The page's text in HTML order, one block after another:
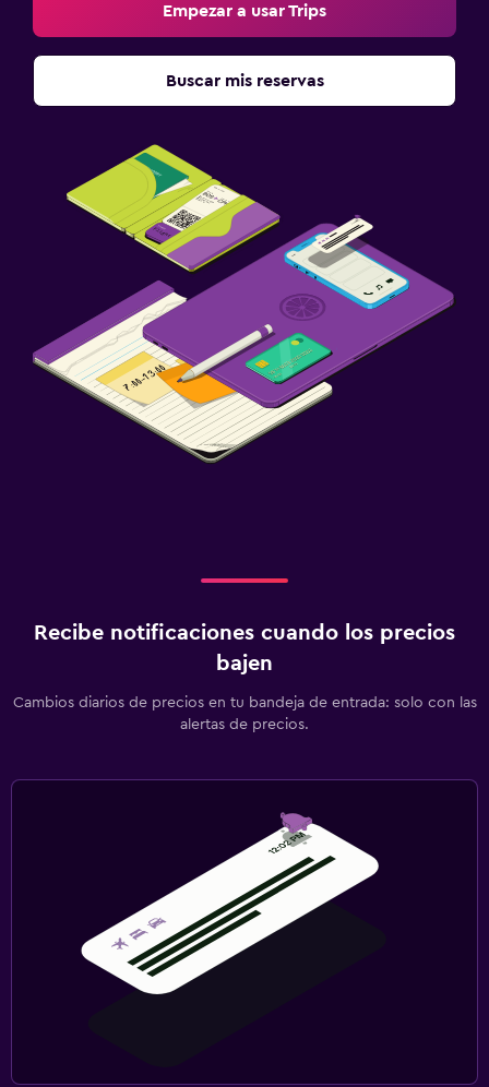
Empezar a usar Trips
Buscar mis reservas
Recibe notificaciones cuando los precios
bajen
Cambios diarios de precios en tu bandeja de entrada: solo con las
alertas de precios.